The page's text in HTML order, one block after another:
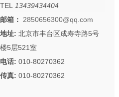
TEL
13439434404
邮箱：
2850656300@qq.com
地址: 北京市丰台区成寿寺路5号
楼5层521室
电话: 010-80270362
传真: 010-80270362